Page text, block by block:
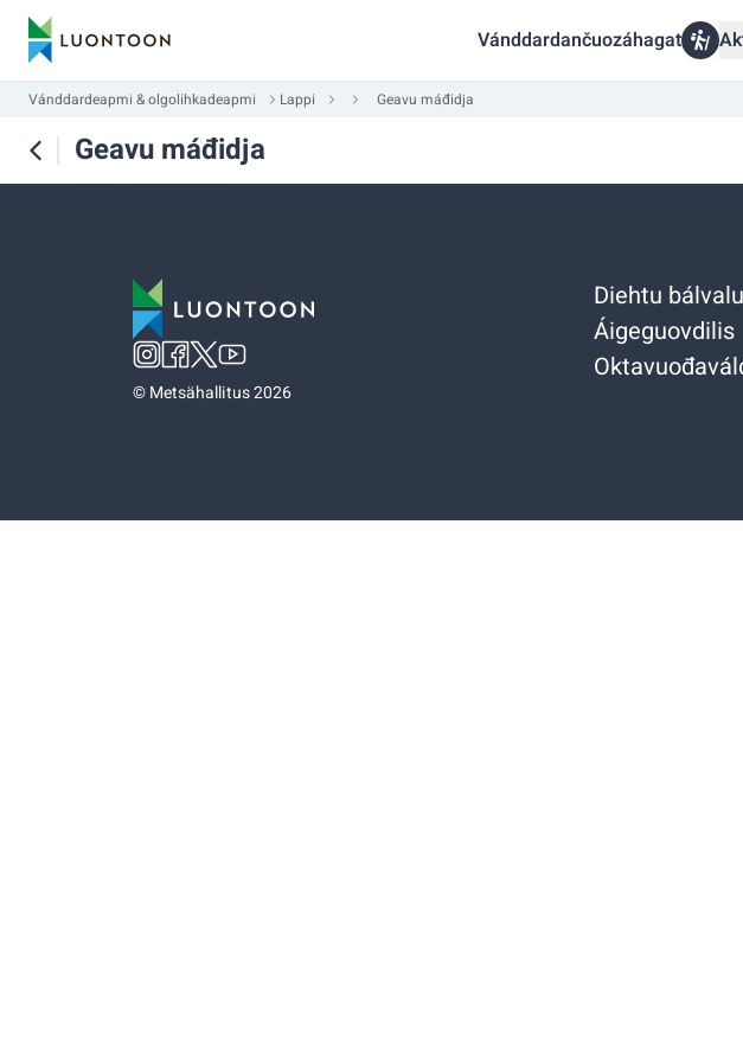
Vánddardančuozáhagat
Vánddardeapmi & olgolihkadeapmi Lappi Geavu máđidja
Geavu máđidja
©Metsähallitus 2026
Diehtu
Áigeguovdilis